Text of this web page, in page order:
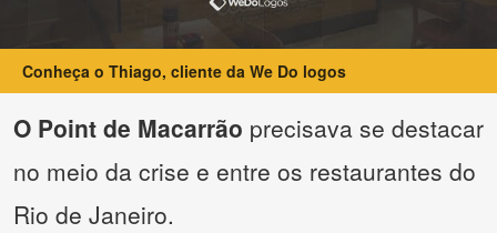
Conheça o Thiago, cliente da We Do logos
O Point de Macarrão precisava se destacar
no meio da crise e entre os restaurantes do
Rio de Janeiro.